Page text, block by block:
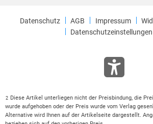
Datenschutz AGB Impressum
Datenschutzeinstellungen
2
Diese Artikel unterliegen nicht der Preisbindung, die
wurde aufgehoben oder der Preis wurde vom Verlag
Alternative wird Ihnen auf der Artikelseite dargestellt.